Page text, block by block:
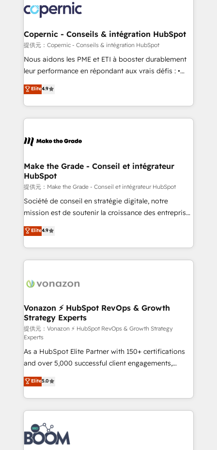
lasts. So if you're ready to become the most trusted
voice in your market, let’s talk.
worldwide, and with over 15 years in the ecosystem,
Huble has built a track record that speaks for itself.
One company, one operating model, delivering
across offices and consulting teams in the UK, USA,
Canada, Germany, France, Belgium, Singapore, and
South Africa. Certified compliant with ISO/IEC
international offices and 175+ employees.
Copernic - Conseils & intégration HubSpot
提供元：Copernic - Conseils & intégration HubSpot
Nous aidons les PME et ETI à booster durablement
leur performance en répondant aux vrais défis : •
Intégration de HubSpot avec d’autres outils (ERP,
téléphonie, etc.) • Alignement des équipes grâce à un
outil et des données partagées • Amélioration de la
collecte et de l’analyse des données pour des
de la productivité des équipes Notre équipe de 30
avec un engagement total, alignant processus
métiers et technologie, et guidant vos équipes à
travers le changement, tout en centrant vos objectifs
d’entreprise. Grâce à une méthodologie éprouvée
auprès de plus de 400 clients, nous comprenons
HubSpot dans votre organisation. Pour toute
question technique ou besoin de structuration de
Elite4.9
Make the Grade - Conseil et intégrateur
HubSpot
提供元：Make the Grade - Conseil et intégrateur HubSpot
Société de conseil en stratégie digitale, notre
mission est de soutenir la croissance des entreprises
B2B à travers l’acquisition de nouveaux clients,
l'intégration CRM et le développement des revenus
auprès de vos comptes existants. En France et à
l'international, nous travaillons avec des ETI
delà d’une simple transformation digitale et des
➤ L’intégration de CRM et de méthodologie RevOps
pour aligner les équipes marketing, commerciales et
support client (data migration, synchronisation API,
audit et maintenance) ➤ La création de sites internet
de conversion qui transforment les visiteurs en
opportunités d'affaires ➤ La mise en place de
stratégies d'acquisition marketing (SEO, SEA,
inbound, automatisation marketing, ABM, IA,
emailing) Informations clés : - 10 ans d'expérience -
100+ intégrations CRM HubSpot réussies - 40
experts conseil - 150 certifications HubSpot
cumulées
Elite4.9
Vonazon ⚡ HubSpot RevOps & Growth
Strategy Experts
提供元：Vonazon ⚡ HubSpot RevOps & Growth Strategy
Experts
As a HubSpot Elite Partner with 150+ certifications
and over 5,000 successful client engagements,
Vonazon turns marketing complexity into
measurable, scalable growth. From onboarding to
enterprise-grade campaigns, our in-house team
builds scalable strategies that drive long-term
revenue. ⚙️ HubSpot Integration & Optimization •
Seamless CRM, CMS, and automation setup •
Complex platform migrations and data cleanups •
Elite5.0